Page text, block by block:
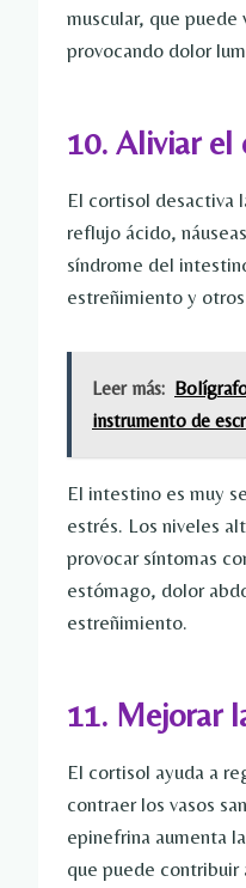
muscular, que
provocando dolor
10. Aliviar el
El cortisol desactiva
reflujo ácido,
síndrome del
estreñimiento y
Leer más:
instrumento de
El intestino es muy
estrés. Los niveles
provocar síntomas
estómago, dolor
estreñimiento.
11. Mejorar
El cortisol ayuda a
contraer los vasos
epinefrina aumenta
que puede contribuir